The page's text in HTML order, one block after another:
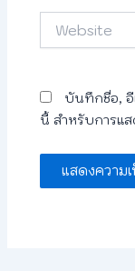
บันทึกชื่อ, อี
นี้ สำหรับการแ